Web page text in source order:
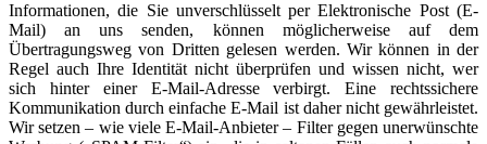
Informationen, die Sie unverschlüsselt per Elektronische Post (E-
Mail) an uns senden, können möglicherweise auf dem
Übertragungsweg von Dritten gelesen werden. Wir können in der
Regel auch Ihre Identität nicht überprüfen und wissen nicht, wer
sich hinter einer E-Mail-Adresse verbirgt. Eine rechtssichere
Kommunikation durch einfache E-Mail ist daher nicht gewährleistet.
Wir setzen – wie viele E-Mail-Anbieter – Filter gegen unerwünschte